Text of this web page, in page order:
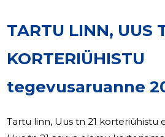
TARTU LINN, UUS
KORTERIÜHISTU
tegevusaruanne
Tartu linn, Uus tn 21 korteriühistu